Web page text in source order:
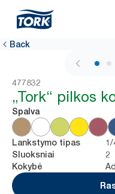
Back
477832
„Tork“ pilkos
Spalva
Lankstymo tipas 1/
Sluoksniai 2
Kokybė